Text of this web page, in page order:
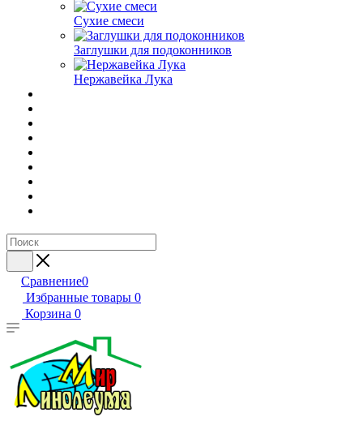
Сухие смеси
Заглушки для подоконников
Нержавейка Лука
Сравнение0
Избранные товары 0
Корзина 0